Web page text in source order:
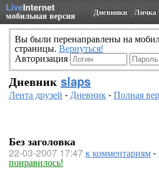
LiveInternet
мобильная версия Дневники Личка
Вы были перенаправлены на
страницы. Вернуться!
Авторизация
Дневник slaps
Лента друзей -Дневник-Полная
Без заголовка
22-03-2007 17:47к комментариям-
понравилось!